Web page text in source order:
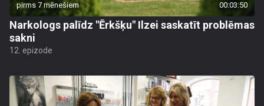
pirms 7 mēnešiem 00:03:50
Narkologs palīdz "Ērkšķu" Ilzei saskatīt problēmas
sakni
12. epizode